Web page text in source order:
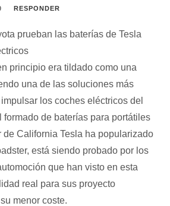
RESPONDER
prueban las baterías de Tesla
principio era tildado como una
una de las soluciones más
los coches eléctricos del
formado de baterías para portátiles
de California Tesla ha popularizado
está siendo probado por los
que han visto en esta
real para sus proyecto
menor coste.